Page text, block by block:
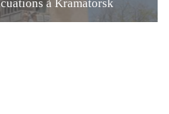
à Kramatorsk